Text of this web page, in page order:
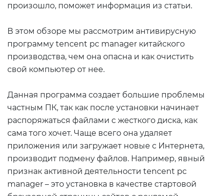
произошло, поможет информация из статьи.
В этом обзоре мы рассмотрим антивирусную
программу tencent pc manager китайского
производства, чем она опасна и как очистить
свой компьютер от нее.
Данная программа создает большие проблемы
частным ПК, так как после установки начинает
распоряжаться файлами с жесткого диска, как
сама того хочет. Чаще всего она удаляет
приложения или загружает новые с Интернета,
производит подмену файлов. Например, явный
признак активной деятельности tencent pc
manager – это установка в качестве стартовой